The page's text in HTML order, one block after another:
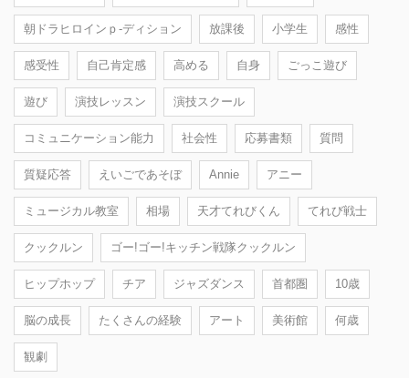
朝ドラヒロインｐ-ディション 放課後 小学生 感性
感受性 自己肯定感 高める 自身 ごっこ遊び
遊び 演技レッスン 演技スクール
コミュニケーション能力 社会性 応募書類 質問
質疑応答 えいごであそぼ Annie アニー
ミュージカル教室 相場 天才てれびくん てれび戦士
クックルン ゴー!ゴー!キッチン戦隊クックルン
ヒップホップ チア ジャズダンス 首都圏 10歳
脳の成長 たくさんの経験 アート 美術館 何歳
観劇